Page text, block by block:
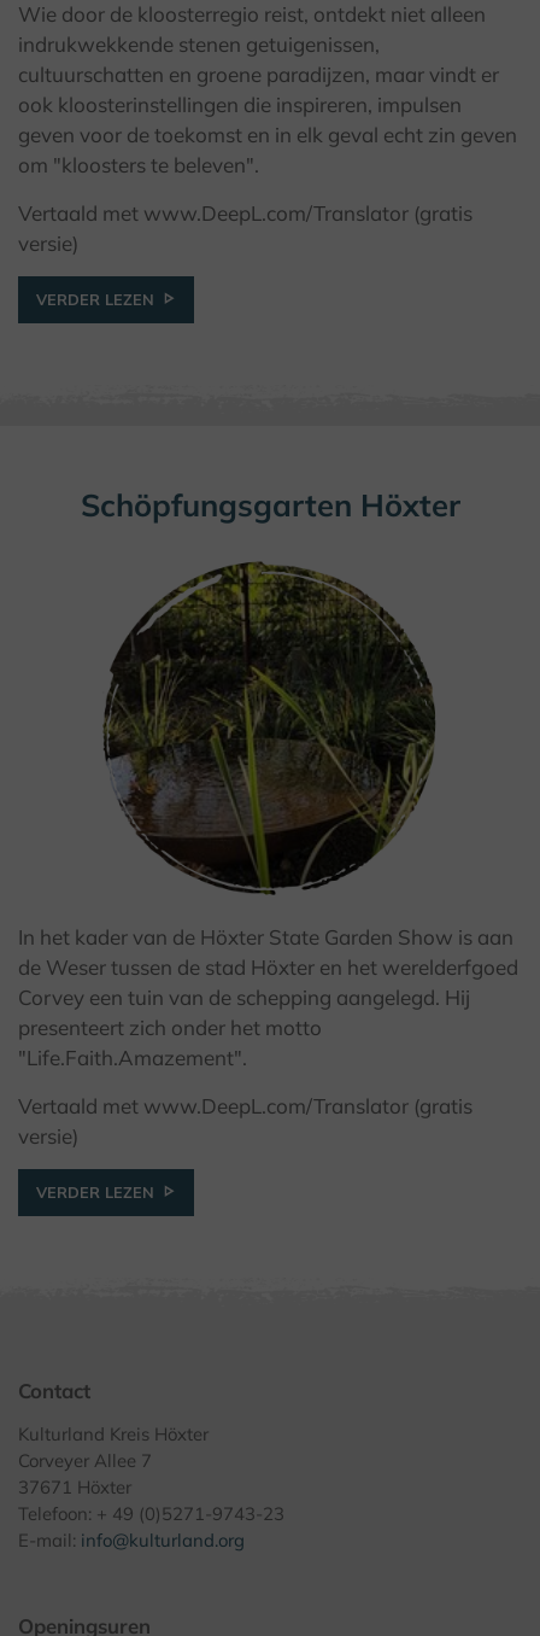
© Bad Driburger Touristik GmbH / F. Grawe
Wie door de kloosterregio reist, ontdekt niet alleen
indrukwekkende stenen getuigenissen,
cultuurschatten en groene paradijzen, maar vindt er
ook kloosterinstellingen die inspireren, impulsen
geven voor de toekomst en in elk geval echt zin geven
om "kloosters te beleven".
Vertaald met www.DeepL.com/Translator (gratis
versie)
VERDER LEZEN
Schöpfungsgarten Höxter
© Dekanat Höxter
In het kader van de Höxter State Garden Show is aan
de Weser tussen de stad Höxter en het werelderfgoed
Corvey een tuin van de schepping aangelegd. Hij
presenteert zich onder het motto
"Life.Faith.Amazement".
Vertaald met www.DeepL.com/Translator (gratis
versie)
VERDER LEZEN
Contact
Kulturland Kreis Höxter
Corveyer Allee 7
37671 Höxter
Telefoon: + 49 (0)5271-9743-23
E-mail: info@kulturland.org
Openingsuren